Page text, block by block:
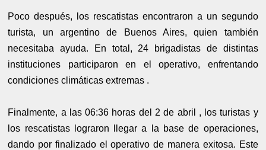
Poco después, los rescatistas encontraron a un segundo
turista, un argentino de Buenos Aires, quien también
necesitaba ayuda. En total, 24 brigadistas de distintas
instituciones participaron en el operativo, enfrentando
condiciones climáticas extremas .
Finalmente, a las 06:36 horas del 2 de abril , los turistas y
los rescatistas lograron llegar a la base de operaciones,
dando por finalizado el operativo de manera exitosa. Este